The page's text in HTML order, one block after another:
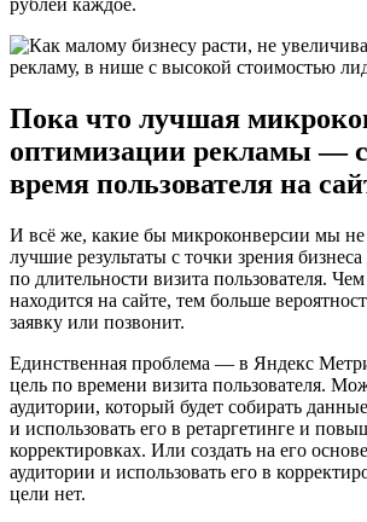
Пока что лучшая
оптимизации рекламы —
время пользователя на
И всё же, какие бы микроконверсии мы не
лучшие результаты с точки зрения
по длительности визита пользователя.
находится на сайте, тем больше
заявку или позвонит.
Единственная проблема — в Яндекс
цель по времени визита пользователя.
аудитории, который будет собирать
и использовать его в ретаргетинге и
корректировках. Или создать на его
аудитории и использовать его в
цели нет.